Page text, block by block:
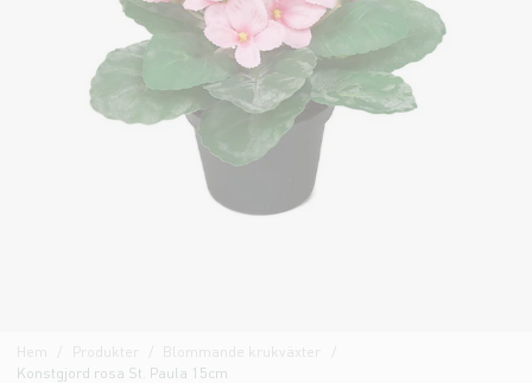
Hem Produkter
Blommande krukväxter
Konstgjord rosa St. Paula 15cm